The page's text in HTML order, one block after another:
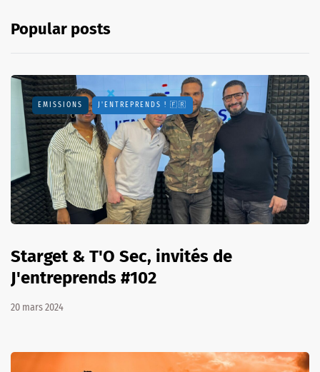
Popular posts
EMISSIONS J'ENTREPRENDS ! 🇫🇷
Starget & T'O Sec, invités de
J'entreprends #102
20 mars 2024